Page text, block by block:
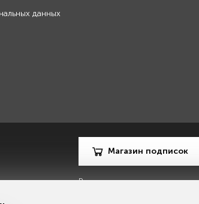
данных
Магазин подписок
Рекламодателям